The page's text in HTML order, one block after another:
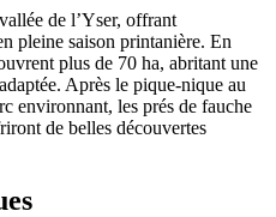
de l’Yser, offrant
pleine saison printanière. En
plus de 70 ha, abritant une
Après le pique-nique au
environnant, les prés de fauche
de belles découvertes